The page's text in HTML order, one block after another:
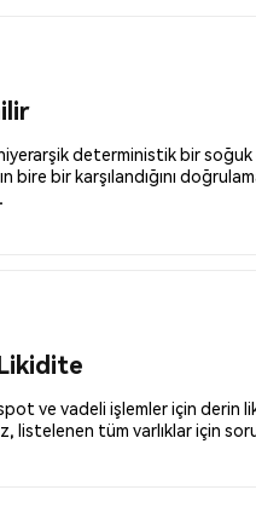
deterministik bir soğuk
bire bir karşılandığını
ve vadeli işlemler için derin
listelenen tüm varlıklar için